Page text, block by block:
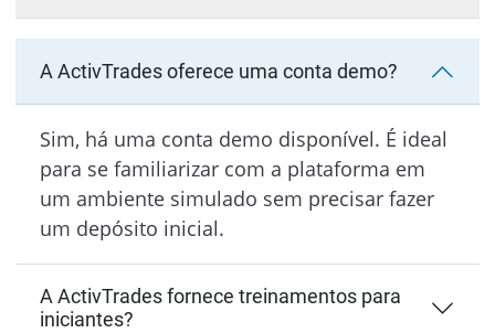
A ActivTrades oferece uma conta demo?
Sim, há uma conta demo disponível. É ideal
para se familiarizar com a plataforma em
um ambiente simulado sem precisar fazer
um depósito inicial.
A ActivTrades fornece treinamentos para
iniciantes?